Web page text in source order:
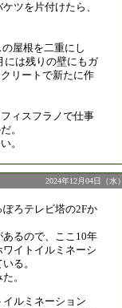
ツを片付けたら、
屋根を二重にし
には残りの壁にもガ
リートで新たに作
ィスフラノで仕事
。
。
2024年12月04日（水）
ろテレビ塔の2Fか
るので、ここ10年
イトイルミネーシ
る。
。
ルミネーション